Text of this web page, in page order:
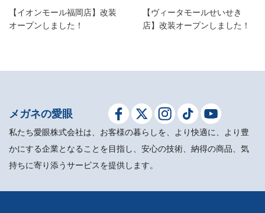
【イオンモール福岡店】改装
オープンしました！
【ヴィータモールせいせき
店】改装オープンしました！
メガネの愛眼
私たち愛眼株式会社は、お客様の暮らしを、より快適に、より豊
かにする企業となることを目指し、安心の技術、納得の商品、気
持ちに寄り添うサービスを提供します。